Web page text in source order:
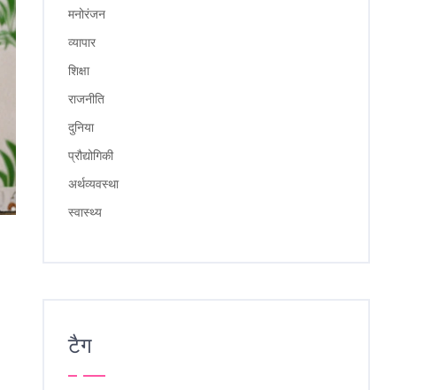
मनोरंजन
व्यापार
शिक्षा
राजनीति
दुनिया
प्रौद्योगिकी
अर्थव्यवस्था
स्वास्थ्य
टैग